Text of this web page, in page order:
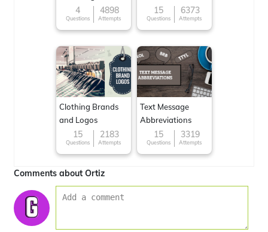
4
Questions
4898
Attempts
15
Questions
6373
Attempts
Clothing Brands
and Logos
15
Questions
2183
Attempts
Text Message
Abbreviations
15
Questions
3319
Attempts
Comments about Ortiz